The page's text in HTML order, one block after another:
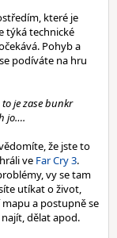
které je
týká technické
Pohyb a
podíváte na hru
to je zase bunkr
jo….
že jste to
ve Far Cry 3.
vy se tam
utíkat o život,
a postupně se
dělat apod.